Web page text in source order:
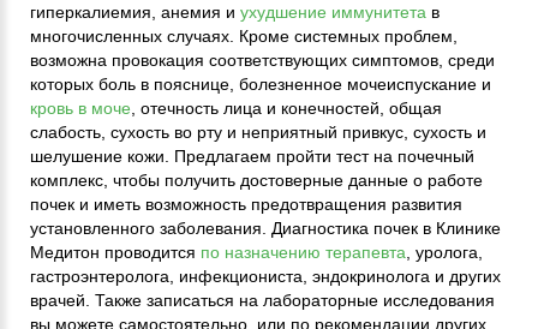
гиперкалиемия, анемия и ухудшение иммунитета в
многочисленных случаях. Кроме системных проблем,
возможна провокация соответствующих симптомов, среди
которых боль в пояснице, болезненное мочеиспускание и
кровь в моче, отечность лица и конечностей, общая
слабость, сухость во рту и неприятный привкус, сухость и
шелушение кожи. Предлагаем пройти тест на почечный
комплекс, чтобы получить достоверные данные о работе
почек и иметь возможность предотвращения развития
установленного заболевания. Диагностика почек в Клинике
Медитон проводится по назначению терапевта, уролога,
гастроэнтеролога, инфекциониста, эндокринолога и других
врачей. Также записаться на лабораторные исследования
вы можете самостоятельно, или по рекомендации других